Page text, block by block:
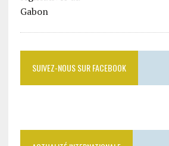
SUIVEZ-NOUS SUR FACEBOOK